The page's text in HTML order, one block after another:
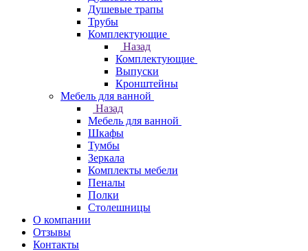
Душевые трапы
Трубы
Комплектующие
Назад
Комплектующие
Выпуски
Кронштейны
Мебель для ванной
Назад
Мебель для ванной
Шкафы
Тумбы
Зеркала
Комплекты мебели
Пеналы
Полки
Столешницы
О компании
Отзывы
Контакты